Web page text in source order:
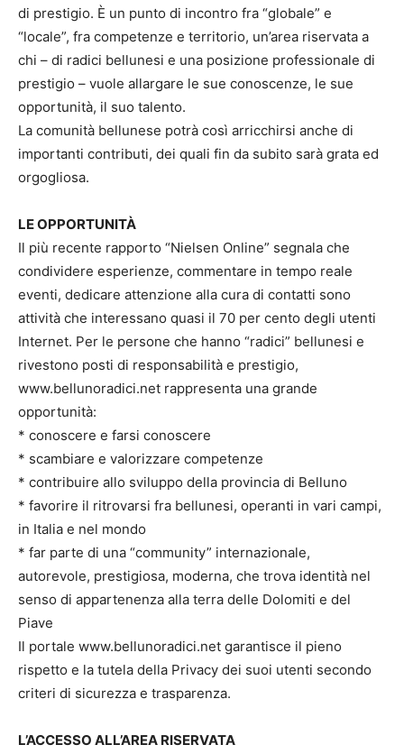
di prestigio. È un punto di incontro fra “globale” e
“locale”, fra competenze e territorio, un’area riservata a
chi – di radici bellunesi e una posizione professionale di
prestigio – vuole allargare le sue conoscenze, le sue
opportunità, il suo talento.
La comunità bellunese potrà così arricchirsi anche di
importanti contributi, dei quali fin da subito sarà grata ed
orgogliosa.
LE OPPORTUNITÀ
Il più recente rapporto “Nielsen Online” segnala che
condividere esperienze, commentare in tempo reale
eventi, dedicare attenzione alla cura di contatti sono
attività che interessano quasi il 70 per cento degli utenti
Internet. Per le persone che hanno “radici” bellunesi e
rivestono posti di responsabilità e prestigio,
www.bellunoradici.net rappresenta una grande
opportunità:
* conoscere e farsi conoscere
* scambiare e valorizzare competenze
* contribuire allo sviluppo della provincia di Belluno
* favorire il ritrovarsi fra bellunesi, operanti in vari campi,
in Italia e nel mondo
* far parte di una “community” internazionale,
autorevole, prestigiosa, moderna, che trova identità nel
senso di appartenenza alla terra delle Dolomiti e del
Piave
Il portale www.bellunoradici.net garantisce il pieno
rispetto e la tutela della Privacy dei suoi utenti secondo
criteri di sicurezza e trasparenza.
L’ACCESSO ALL’AREA RISERVATA